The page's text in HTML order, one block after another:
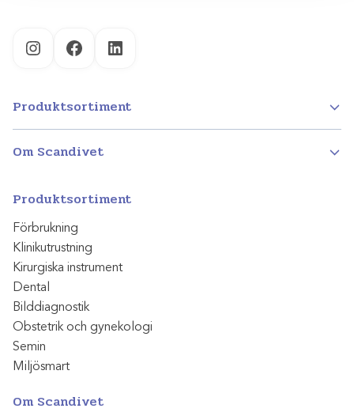
InstagramFacebookLinkedIn
Produktsortiment
Om Scandivet
Produktsortiment
Förbrukning
Klinikutrustning
Kirurgiska instrument
Dental
Bilddiagnostik
Obstetrik och gynekologi
Semin
Miljösmart
Om Scandivet